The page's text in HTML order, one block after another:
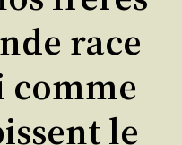
race
comme
le